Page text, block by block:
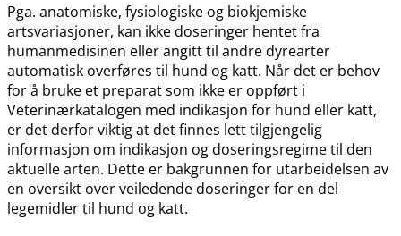
Pga. anatomiske, fysiologiske og biokjemiske
artsvariasjoner, kan ikke doseringer hentet fra
humanmedisinen eller angitt til andre dyrearter
automatisk overføres til hund og katt. Når det er behov
for å bruke et preparat som ikke er oppført i
Veterinærkatalogen med indikasjon for hund eller katt,
er det derfor viktig at det finnes lett tilgjengelig
informasjon om indikasjon og doseringsregime til den
aktuelle arten. Dette er bakgrunnen for utarbeidelsen av
en oversikt over veiledende doseringer for en del
legemidler til hund og katt.